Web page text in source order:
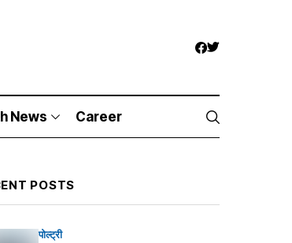
News Career
POSTS
पोल्ट्री